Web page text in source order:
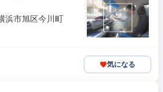
浜市旭区今川町
気になる